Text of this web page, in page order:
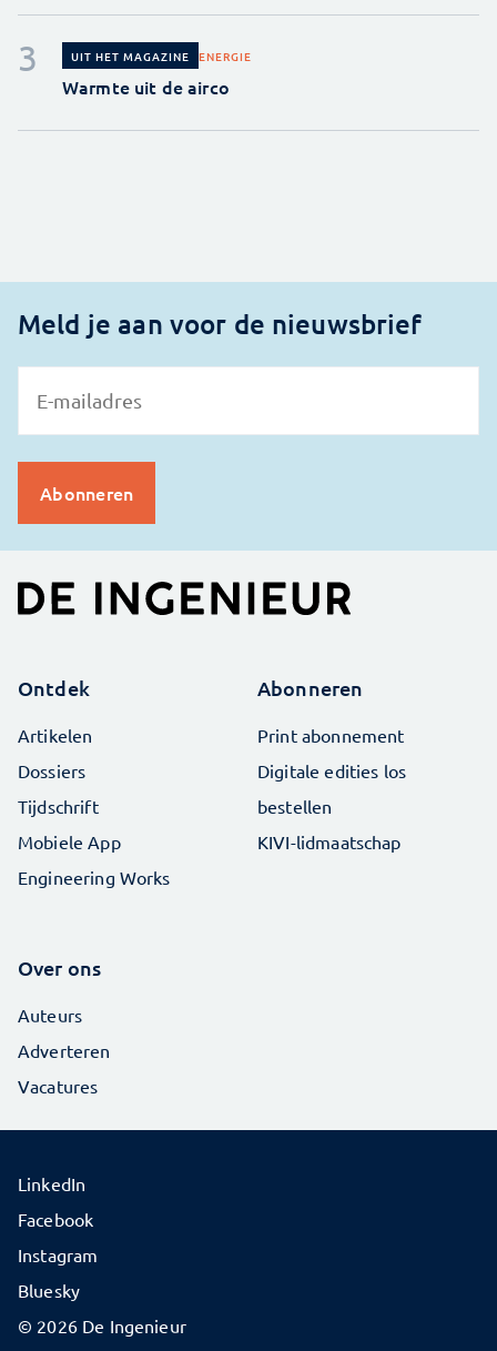
UIT HET MAGAZINE ENERGIE
Warmte uit de airco
Meld je aan voor de nieuwsbrief
Ontdek
Artikelen
Dossiers
Tijdschrift
Mobiele App
Engineering Works
Abonneren
Print abonnement
Digitale edities los
bestellen
KIVI-lidmaatschap
Over ons
Auteurs
Adverteren
Vacatures
© 2026 De Ingenieur
LinkedIn
Facebook
Instagram
Bluesky